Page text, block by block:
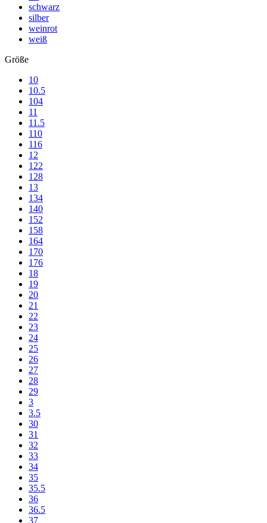
schwarz
silber
weinrot
weiß
Größe
10
10.5
104
11
11.5
110
116
12
122
128
13
134
140
152
158
164
170
176
18
19
20
21
22
23
24
25
26
27
28
29
3
3.5
30
31
32
33
34
35
35.5
36
36.5
37